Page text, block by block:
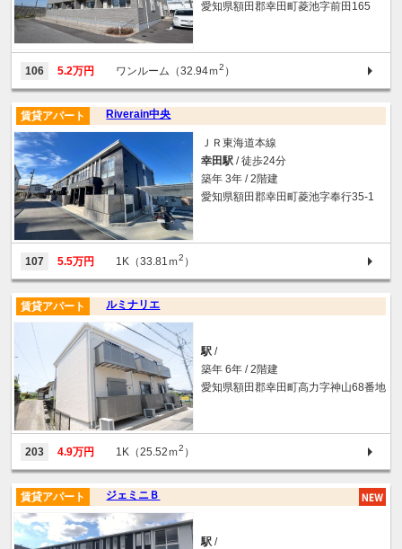
愛知県額田郡幸田町菱池字前田165
106 5.2万円 ワンルーム（32.94ｍ2 ）
Riverain中央
賃貸アパート
ＪＲ東海道本線
幸田駅 / 徒歩24分
築年 3年 / 2階建
愛知県額田郡幸田町菱池字奉行35-1
107 5.5万円 1K（33.81ｍ2 ）
ルミナリエ
賃貸アパート
駅 /
築年 6年 / 2階建
愛知県額田郡幸田町高力字神山68番地
203 4.9万円 1K（25.52ｍ2 ）
ジェミニＢ
賃貸アパート
駅 /